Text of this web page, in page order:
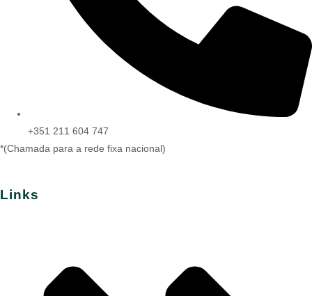
+351 211 604 747
*(Chamada para a rede fixa nacional)
Links